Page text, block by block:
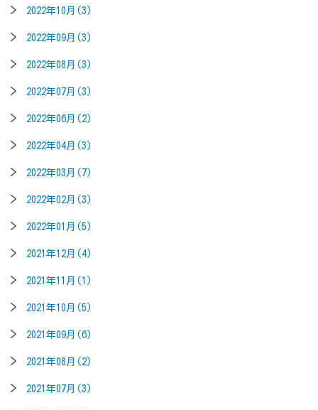
2022年10月(3)
2022年09月(3)
2022年08月(3)
2022年07月(3)
2022年06月(2)
2022年04月(3)
2022年03月(7)
2022年02月(3)
2022年01月(5)
2021年12月(4)
2021年11月(1)
2021年10月(5)
2021年09月(6)
2021年08月(2)
2021年07月(3)